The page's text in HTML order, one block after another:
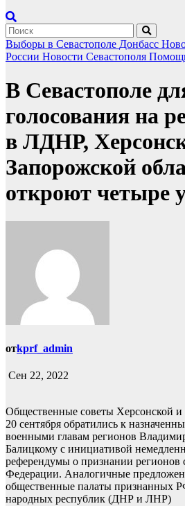
Выборы в Севастополе Донбасс
России Новости Севастополя
В Севастополе
голосования на
в ЛДНР,
Запорожской
откроют четыре
отkprf_admin
Сен 22, 2022
Общественные советы Херсонской и
20 сентября обратились к
военными главам регионов
Балицкому с инициативой
референдумы о признании регионов
Федерации. Аналогичные
общественные палаты признанных
народных республик (ДНР и ЛНР)